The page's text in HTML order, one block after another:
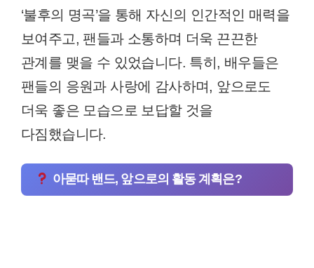
‘불후의 명곡’을 통해 자신의 인간적인 매력을
보여주고, 팬들과 소통하며 더욱 끈끈한
관계를 맺을 수 있었습니다. 특히, 배우들은
팬들의 응원과 사랑에 감사하며, 앞으로도
더욱 좋은 모습으로 보답할 것을
다짐했습니다.
아묻따 밴드, 앞으로의 활동 계획은?